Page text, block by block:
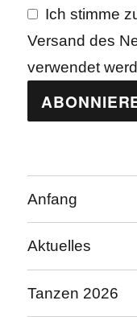
Ich stimme
Versand des
verwendet
Anfang
Aktuelles
Tanzen 2026